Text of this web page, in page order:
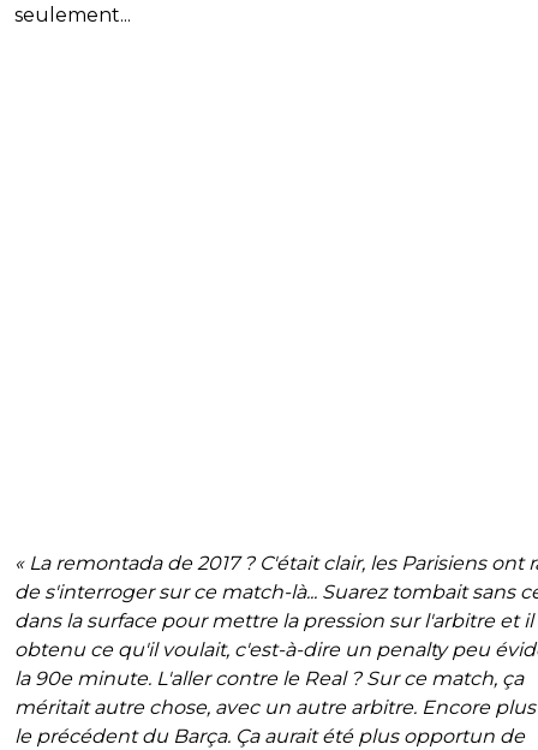
seulement...
« La remontada de 2017 ? C'était clair, les Parisiens ont
de s'interroger sur ce match-là... Suarez tombait sans
dans la surface pour mettre la pression sur l'arbitre et il
obtenu ce qu'il voulait, c'est-à-dire un penalty peu
la 90e minute. L'aller contre le Real ? Sur ce match, ça
méritait autre chose, avec un autre arbitre. Encore
le précédent du Barça. Ça aurait été plus opportun de